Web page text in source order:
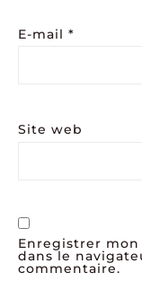
E-mail *
Site web
Enregistrer
dans le
commentaire.